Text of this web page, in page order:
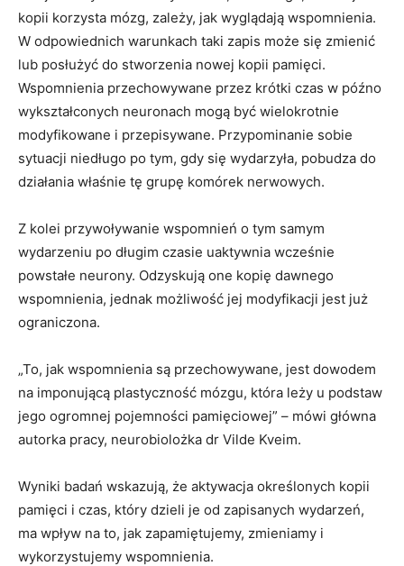
kopii korzysta mózg, zależy, jak wyglądają wspomnienia.
W odpowiednich warunkach taki zapis może się zmienić
lub posłużyć do stworzenia nowej kopii pamięci.
Wspomnienia przechowywane przez krótki czas w późno
wykształconych neuronach mogą być wielokrotnie
modyfikowane i przepisywane. Przypominanie sobie
sytuacji niedługo po tym, gdy się wydarzyła, pobudza do
działania właśnie tę grupę komórek nerwowych.
Z kolei przywoływanie wspomnień o tym samym
wydarzeniu po długim czasie uaktywnia wcześnie
powstałe neurony. Odzyskują one kopię dawnego
wspomnienia, jednak możliwość jej modyfikacji jest już
ograniczona.
„To, jak wspomnienia są przechowywane, jest dowodem
na imponującą plastyczność mózgu, która leży u podstaw
jego ogromnej pojemności pamięciowej” – mówi główna
autorka pracy, neurobiolożka dr Vilde Kveim.
Wyniki badań wskazują, że aktywacja określonych kopii
pamięci i czas, który dzieli je od zapisanych wydarzeń,
ma wpływ na to, jak zapamiętujemy, zmieniamy i
wykorzystujemy wspomnienia.